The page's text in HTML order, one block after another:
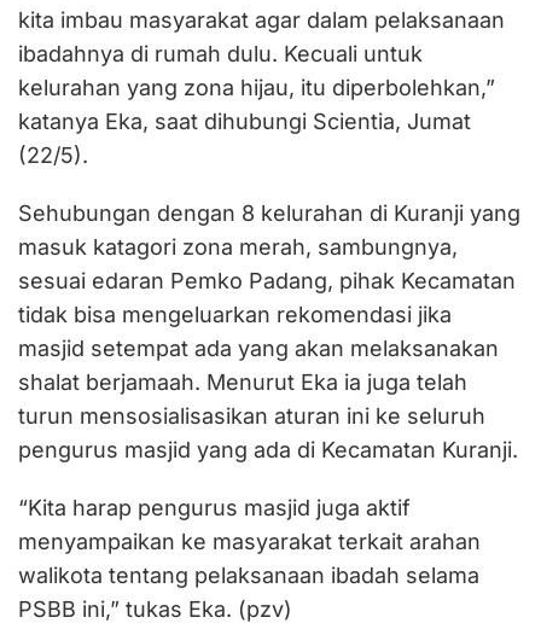
kita imbau masyarakat agar dalam pelaksanaan
ibadahnya di rumah dulu. Kecuali untuk
kelurahan yang zona hijau, itu diperbolehkan,”
katanya Eka, saat dihubungi Scientia, Jumat
(22/5).
Sehubungan dengan 8 kelurahan di Kuranji yang
masuk katagori zona merah, sambungnya,
sesuai edaran Pemko Padang, pihak Kecamatan
tidak bisa mengeluarkan rekomendasi jika
masjid setempat ada yang akan melaksanakan
shalat berjamaah. Menurut Eka ia juga telah
turun mensosialisasikan aturan ini ke seluruh
pengurus masjid yang ada di Kecamatan Kuranji.
“Kita harap pengurus masjid juga aktif
menyampaikan ke masyarakat terkait arahan
walikota tentang pelaksanaan ibadah selama
PSBB ini,” tukas Eka. (pzv)